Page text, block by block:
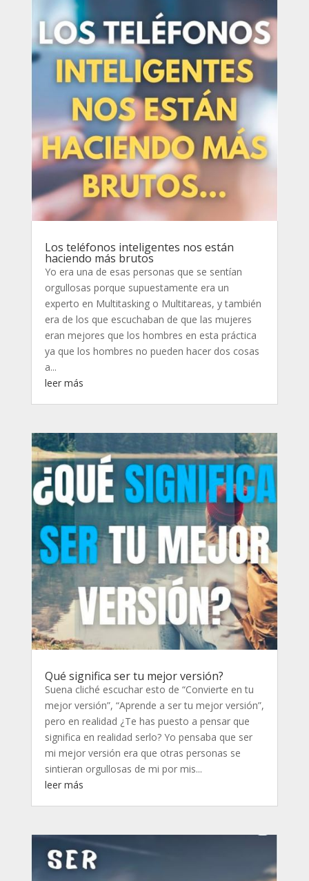
Los teléfonos inteligentes nos están
haciendo más brutos
Yo era una de esas personas que se sentían
orgullosas porque supuestamente era un
experto en Multitasking o Multitareas, y también
era de los que escuchaban de que las mujeres
eran mejores que los hombres en esta práctica
ya que los hombres no pueden hacer dos cosas
a...
leer más
Qué significa ser tu mejor versión?
Suena cliché escuchar esto de “Convierte en tu
mejor versión”, “Aprende a ser tu mejor versión”,
pero en realidad ¿Te has puesto a pensar que
significa en realidad serlo? Yo pensaba que ser
mi mejor versión era que otras personas se
sintieran orgullosas de mi por mis...
leer más